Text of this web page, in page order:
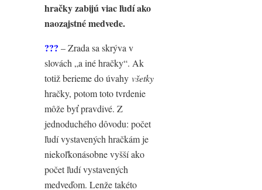
hračky zabijú viac ľudí ako
naozajstné medvede.
??? – Zrada sa skrýva v
slovách „a iné hračky“. Ak
totiž berieme do úvahy všetky
hračky, potom toto tvrdenie
môže byť pravdivé. Z
jednoduchého dôvodu: počet
ľudí vystavených hračkám je
niekoľkonásobne vyšší ako
počet ľudí vystavených
medveďom. Lenže takéto